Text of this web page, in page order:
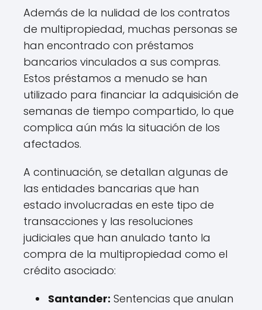
Además de la nulidad de los contratos
de multipropiedad, muchas personas se
han encontrado con préstamos
bancarios vinculados a sus compras.
Estos préstamos a menudo se han
utilizado para financiar la adquisición de
semanas de tiempo compartido, lo que
complica aún más la situación de los
afectados.
A continuación, se detallan algunas de
las entidades bancarias que han
estado involucradas en este tipo de
transacciones y las resoluciones
judiciales que han anulado tanto la
compra de la multipropiedad como el
crédito asociado:
Santander: Sentencias que anulan